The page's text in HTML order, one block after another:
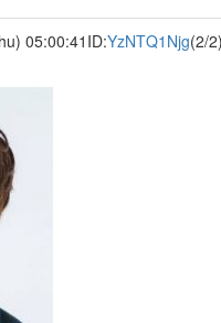
05:00:41ID:YzNTQ1Njg(2/2)